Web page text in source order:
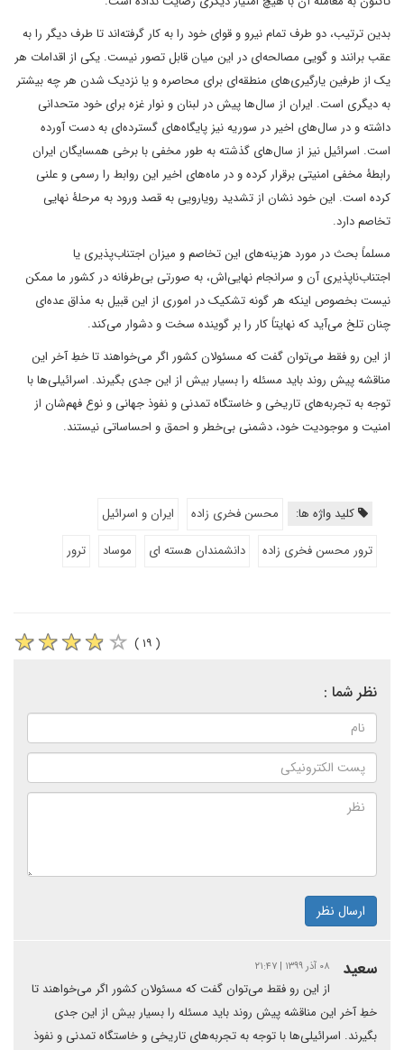
بدین ترتیب، دو طرف تمام نیرو و قوای خود را به کار گرفته‌اند تا طرف دیگر را به
عقب برانند و گویی مصالحه‌ای در این میان قابل تصور نیست. یکی از اقدامات هر
یک از طرفین یارگیری‌های منطقه‌ای برای محاصره و یا نزدیک شدن هر چه بیشتر
به دیگری است. ایران از سال‌ها پیش در لبنان و نوار غزه برای خود متحدانی
داشته و در سال‌های اخیر در سوریه نیز پایگاه‌های گسترده‌ای به دست آورده
است. اسرائیل نیز از سال‌های گذشته به طور مخفی با برخی همسایگان ایران
رابطۀ مخفی امنیتی برقرار کرده و در ماه‌های اخیر این روابط را رسمی و علنی
کرده است. این خود نشان از تشدید رویارویی به قصد ورود به مرحلۀ نهایی
تخاصم دارد.
مسلماً بحث در مورد هزینه‌های این تخاصم و میزان اجتناب‌پذیری یا
اجتناب‌ناپذیری آن و سرانجام نهایی‌اش، به صورتی بی‌طرفانه در کشور ما ممکن
نیست بخصوص اینکه هر گونه تشکیک در اموری از این قبیل به مذاق عده‌ای
چنان تلخ می‌آید که نهایتاً کار را بر گوینده سخت و دشوار می‌کند.
از این رو فقط می‌توان گفت که مسئولان کشور اگر می‌خواهند تا خطِ آخر این
مناقشه پیش روند باید مسئله را بسیار بیش از این جدی بگیرند. اسرائیلی‌ها با
توجه به تجربه‌های تاریخی و خاستگاه تمدنی و نفوذ جهانی و نوع فهم‌شان از
امنیت و موجودیت خود، دشمنی بی‌خطر و احمق و احساساتی نیستند.
کلید واژه ها: محسن فخری زاده
ایران و اسرائیل
ترور محسن فخری زاده
دانشمندان هسته ای موساد ترور
( ۱۹ )
نظر شما :
ارسال نظر
سعید ۰۸ آذر ۱۳۹۹ | ۲۱:۴۷
از این رو فقط می‌توان گفت که مسئولان کشور اگر می‌خواهند تا
خطِ آخر این مناقشه پیش روند باید مسئله را بسیار بیش از این جدی
بگیرند. اسرائیلی‌ها با توجه به تجربه‌های تاریخی و خاستگاه تمدنی و نفوذ